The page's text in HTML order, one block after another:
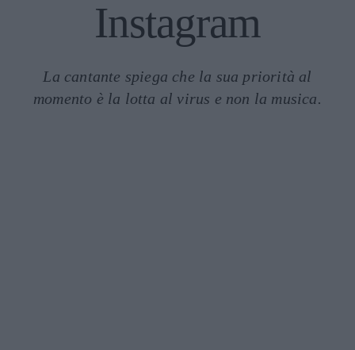
Instagram
La cantante spiega che la sua priorità al
momento è la lotta al virus e non la musica.